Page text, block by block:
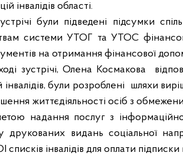
інвалідів області.
були підведені підсумки
системи УТОГ та УТОС
на отримання фінансової
зустрічі, Олена Космакова
інвалідів, були розроблені
шляхи
життєдіяльності осіб з
надання послуг з
друкованих видань соціальної
списків інвалідів для оплати